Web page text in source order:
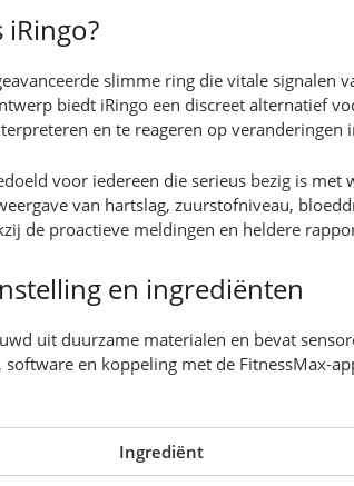
iRingo?
slimme ring die vitale
biedt iRingo een discreet alternatief
en te reageren op veranderingen
voor iedereen die serieus bezig is
van hartslag, zuurstofniveau,
de proactieve meldingen en heldere
en ingrediënten
uit duurzame materialen en bevat
software en koppeling met de FitnessMax-
Ingrediënt